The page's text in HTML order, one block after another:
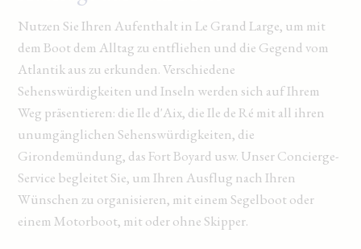
Nutzen Sie Ihren Aufenthalt in Le Grand Large, um mit
dem Boot dem Alltag zu entfliehen und die Gegend vom
Atlantik aus zu erkunden. Verschiedene
Sehenswürdigkeiten und Inseln werden sich auf Ihrem
Weg präsentieren: die Ile d'Aix, die Ile de Ré mit all ihren
unumgänglichen Sehenswürdigkeiten, die
Girondemündung, das Fort Boyard usw. Unser Concierge-
Service begleitet Sie, um Ihren Ausflug nach Ihren
Wünschen zu organisieren, mit einem Segelboot oder
einem Motorboot, mit oder ohne Skipper.